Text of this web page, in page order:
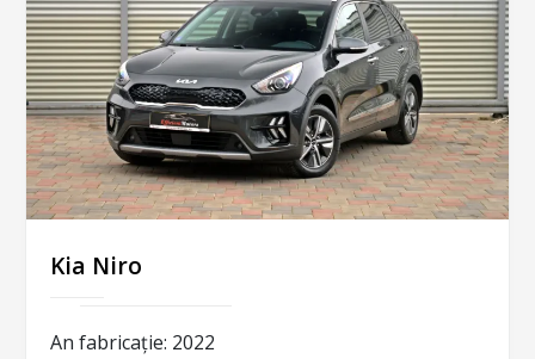
Kia Niro
An fabricație: 2022